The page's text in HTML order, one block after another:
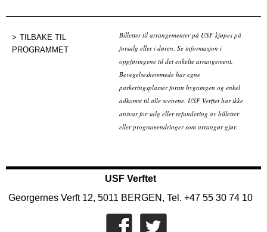
TILBAKE TIL
PROGRAMMET
Billetter til arrangementer på USF kjøpes på
forsalg eller i døren. Se informasjon i
oppføringene til det enkelte arrangement.
Bevegelseshemmede har egne
parkeringsplasser foran bygningen og enkel
adkomst til alle scenene. USF Verftet har ikke
ansvar for salg eller refundering av billetter
eller programendringer som arrangør gjør.
USF Verftet
Georgernes Verft 12, 5011 BERGEN, Tel. +47 55 30 74 10